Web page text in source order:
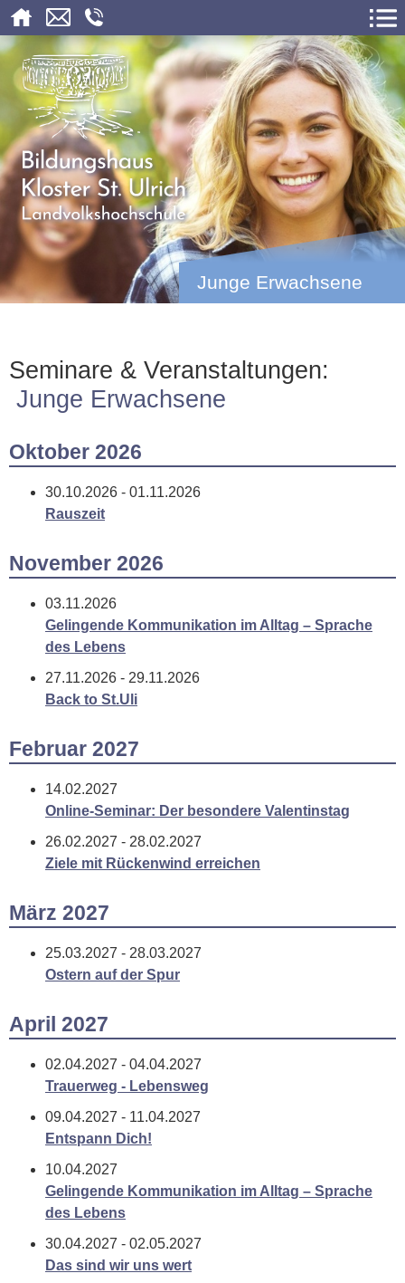
Junge Erwachsene
Seminare & Veranstaltungen:
Junge Erwachsene
Oktober 2026
30.10.2026 - 01.11.2026
Rauszeit
November 2026
03.11.2026
Gelingende Kommunikation im Alltag – Sprache
des Lebens
27.11.2026 - 29.11.2026
Back to St.Uli
Februar 2027
14.02.2027
Online-Seminar: Der besondere Valentinstag
26.02.2027 - 28.02.2027
Ziele mit Rückenwind erreichen
März 2027
25.03.2027 - 28.03.2027
Ostern auf der Spur
April 2027
02.04.2027 - 04.04.2027
Trauerweg - Lebensweg
09.04.2027 - 11.04.2027
Entspann Dich!
10.04.2027
Gelingende Kommunikation im Alltag – Sprache
des Lebens
30.04.2027 - 02.05.2027
Das sind wir uns wert